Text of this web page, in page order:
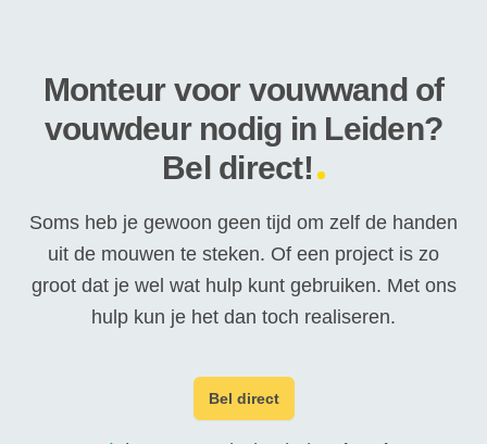
Monteur voor vouwwand of
vouwdeur nodig in Leiden?
Bel direct!
Soms heb je gewoon geen tijd om zelf de handen
uit de mouwen te steken. Of een project is zo
groot dat je wel wat hulp kunt gebruiken. Met ons
hulp kun je het dan toch realiseren.
Bel direct